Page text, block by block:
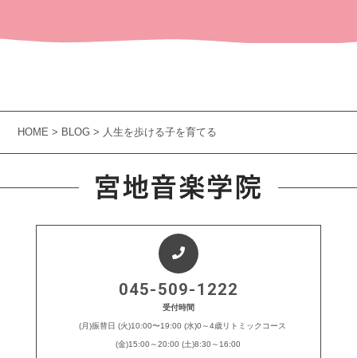
HOME> BLOG > 人生を歩ける子を育てる
045-509-1222
受付時間
(月)振替日 (火)10:00〜19:00 (水)0～4歳リトミックコース
(金)15:00～20:00 (土)8:30～16:00